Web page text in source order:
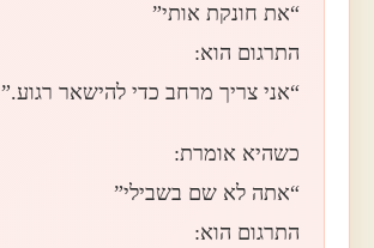
“את חונקת אותי”
התרגום הוא:
“אני צריך מרחב כדי להישאר רגוע.”
כשהיא אומרת:
“אתה לא שם בשבילי”
התרגום הוא: